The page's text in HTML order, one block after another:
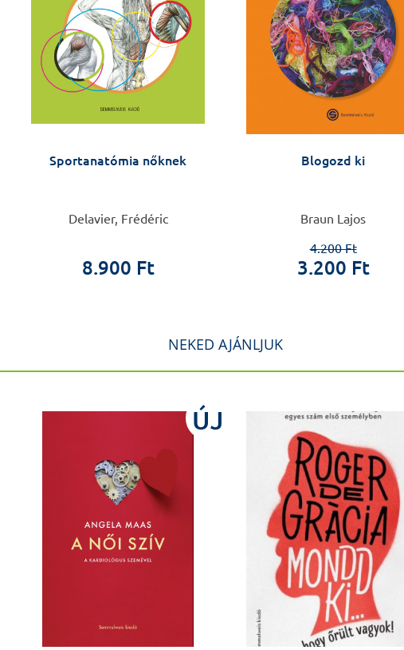
Sportanatómia nőknek
Delavier, Frédéric
8.900 Ft
Blogozd ki
Braun Lajos
4.200 Ft
3.200 Ft
NEKED AJÁNLJUK
ÚJ